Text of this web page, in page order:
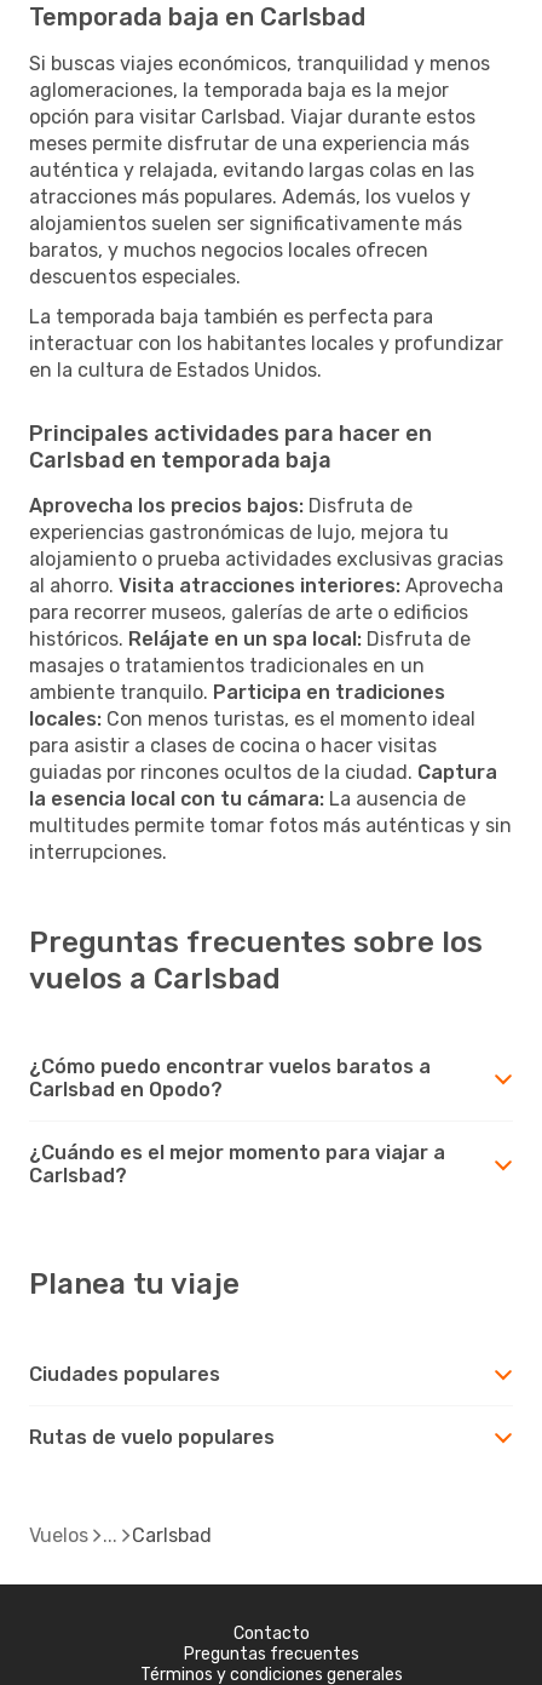
Temporada baja en Carlsbad
Si buscas viajes económicos, tranquilidad y menos
aglomeraciones, la temporada baja es la mejor
opción para visitar Carlsbad. Viajar durante estos
meses permite disfrutar de una experiencia más
auténtica y relajada, evitando largas colas en las
atracciones más populares. Además, los vuelos y
alojamientos suelen ser significativamente más
baratos, y muchos negocios locales ofrecen
descuentos especiales.
La temporada baja también es perfecta para
interactuar con los habitantes locales y profundizar
en la cultura de Estados Unidos.
Principales actividades para hacer en
Carlsbad en temporada baja
Aprovecha los precios bajos: Disfruta de
experiencias gastronómicas de lujo, mejora tu
alojamiento o prueba actividades exclusivas gracias
al ahorro. Visita atracciones interiores: Aprovecha
para recorrer museos, galerías de arte o edificios
históricos. Relájate en un spa local: Disfruta de
masajes o tratamientos tradicionales en un
ambiente tranquilo. Participa en tradiciones
locales: Con menos turistas, es el momento ideal
para asistir a clases de cocina o hacer visitas
guiadas por rincones ocultos de la ciudad. Captura
la esencia local con tu cámara: La ausencia de
multitudes permite tomar fotos más auténticas y sin
interrupciones.
Preguntas frecuentes sobre los
vuelos a Carlsbad
¿Cómo puedo encontrar vuelos baratos a
Carlsbad en Opodo?
¿Cuándo es el mejor momento para viajar a
Carlsbad?
Planea tu viaje
Ciudades populares
Rutas de vuelo populares
Vuelos Carlsbad
Contacto
Preguntas frecuentes
Términos y condiciones generales